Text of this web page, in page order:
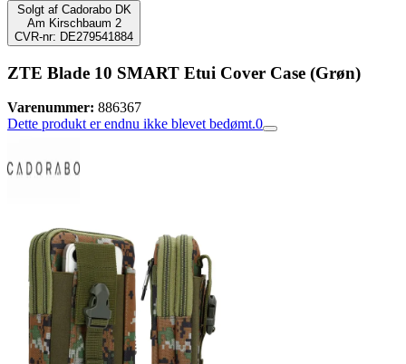
Solgt af Cadorabo DK
Am Kirschbaum 2
CVR-nr: DE279541884
ZTE Blade 10 SMART Etui Cover Case (Grøn)
Varenummer: 886367
Dette produkt er endnu ikke blevet bedømt.0